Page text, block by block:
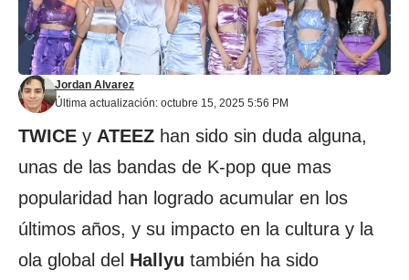
Última actualización: octubre 15, 2025 5:56 PM
Jordan Alvarez
TWICE y ATEEZ han sido sin duda alguna,
unas de las bandas de K-pop que mas
popularidad han logrado acumular en los
últimos años, y su impacto en la cultura y la
ola global del Hallyu también ha sido